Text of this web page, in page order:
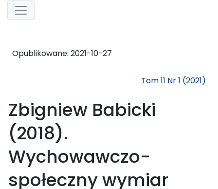
Opublikowane: 2021-10-27
Tom 11 Nr 1 (2021)
Zbigniew Babicki
(2018).
Wychowawczo-
społeczny wymiar